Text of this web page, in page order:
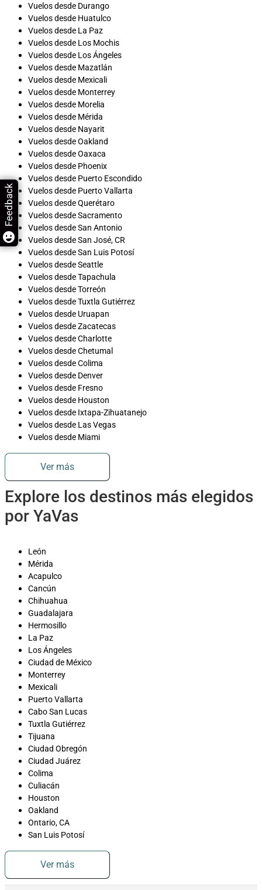
Vuelos desde Durango
Vuelos desde Huatulco
Vuelos desde La Paz
Vuelos desde Los Mochis
Vuelos desde Los Ángeles
Vuelos desde Mazatlán
Vuelos desde Mexicali
Vuelos desde Monterrey
Vuelos desde Morelia
Vuelos desde Mérida
Vuelos desde Nayarit
Vuelos desde Oakland
Vuelos desde Oaxaca
Vuelos desde Phoenix
Vuelos desde Puerto Escondido
Vuelos desde Puerto Vallarta
Vuelos desde Querétaro
Vuelos desde Sacramento
Vuelos desde San Antonio
Vuelos desde San José, CR
Vuelos desde San Luis Potosí
Vuelos desde Seattle
Vuelos desde Tapachula
Vuelos desde Torreón
Vuelos desde Tuxtla Gutiérrez
Vuelos desde Uruapan
Vuelos desde Zacatecas
Vuelos desde Charlotte
Vuelos desde Chetumal
Vuelos desde Colima
Vuelos desde Denver
Vuelos desde Fresno
Vuelos desde Houston
Vuelos desde Ixtapa-Zihuatanejo
Vuelos desde Las Vegas
Vuelos desde Miami
Ver más
Explore los destinos más elegidos
por YaVas
León
Mérida
Acapulco
Cancún
Chihuahua
Guadalajara
Hermosillo
La Paz
Los Ángeles
Ciudad de México
Monterrey
Mexicali
Puerto Vallarta
Cabo San Lucas
Tuxtla Gutiérrez
Tijuana
Ciudad Obregón
Ciudad Juárez
Colima
Culiacán
Houston
Oakland
Ontario, CA
San Luis Potosí
Ver más
Feedback